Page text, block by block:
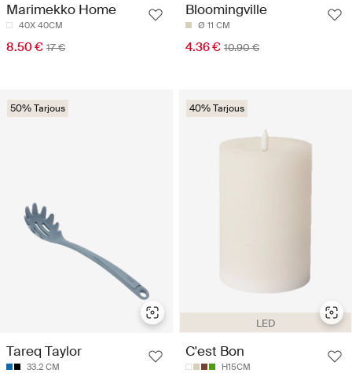
Marimekko Home
40X 40CM
8.50 € 17 €
Bloomingville
Ø 11 CM
4.36 € 10.90 €
50% Tarjous
Tareq Taylor
33.2 CM
LED
40% Tarjous
C'est Bon
H15CM